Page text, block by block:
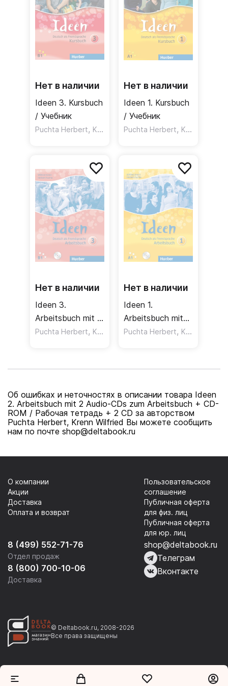
Нет в наличии
Ideen 3. Kursbuch
/ Учебник
Puchta Herbert, Krenn Wilfried
Нет в наличии
Ideen 1. Kursbuch
/ Учебник
Puchta Herbert, Krenn Wilfried
Нет в наличии
Ideen 3.
Arbeitsbuch mit 2
Audio-CDs zum
+ 2 CD
Puchta Herbert, Krenn Wilfried
Нет в наличии
Ideen 1.
Arbeitsbuch mit
Audio-CD zum
+ CD
Puchta Herbert, Krenn Wilfried
Об ошибках и неточностях в описании товара Ideen
2. Arbeitsbuch mit 2 Audio-CDs zum Arbeitsbuch + CD-
ROM / Рабочая тетрадь + 2 CD за авторством
Puchta Herbert, Krenn Wilfried Вы можете сообщить
нам по почте shop@deltabook.ru
8 (499) 552-71-76
Отдел продаж
8 (800) 700-10-06
Доставка
О компании
Акции
Доставка
Оплата и возврат
Пользовательское
соглашение
Публичная оферта
для физ. лиц
Публичная оферта
для юр. лиц
shop@deltabook.ru
Телеграм
Вконтакте
© Deltabook.ru, 2008-2026
Все права защищены